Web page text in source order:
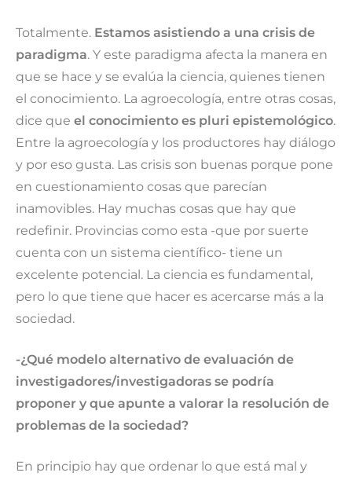
Totalmente. Estamos asistiendo a una crisis de
paradigma. Y este paradigma afecta la manera en
que se hace y se evalúa la ciencia, quienes tienen
el conocimiento. La agroecología, entre otras cosas,
dice que el conocimiento es pluri epistemológico.
Entre la agroecología y los productores hay diálogo
y por eso gusta. Las crisis son buenas porque pone
en cuestionamiento cosas que parecían
inamovibles. Hay muchas cosas que hay que
redefinir. Provincias como esta -que por suerte
cuenta con un sistema científico- tiene un
excelente potencial. La ciencia es fundamental,
pero lo que tiene que hacer es acercarse más a la
sociedad.
-¿Qué modelo alternativo de evaluación de
investigadores/investigadoras se podría
proponer y que apunte a valorar la resolución de
problemas de la sociedad?
En principio hay que ordenar lo que está mal y